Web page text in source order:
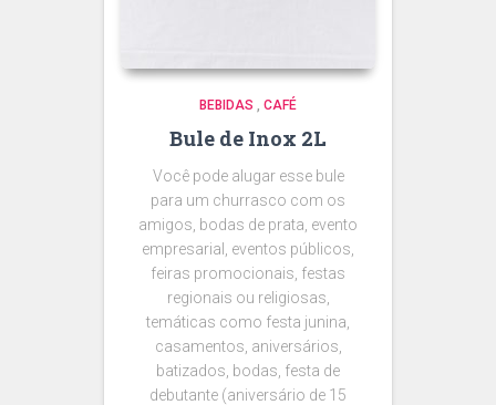
BEBIDAS , CAFÉ
Bule de Inox 2L
Você pode alugar esse bule
para um churrasco com os
amigos, bodas de prata, evento
empresarial, eventos públicos,
feiras promocionais, festas
regionais ou religiosas,
temáticas como festa junina,
casamentos, aniversários,
batizados, bodas, festa de
debutante (aniversário de 15